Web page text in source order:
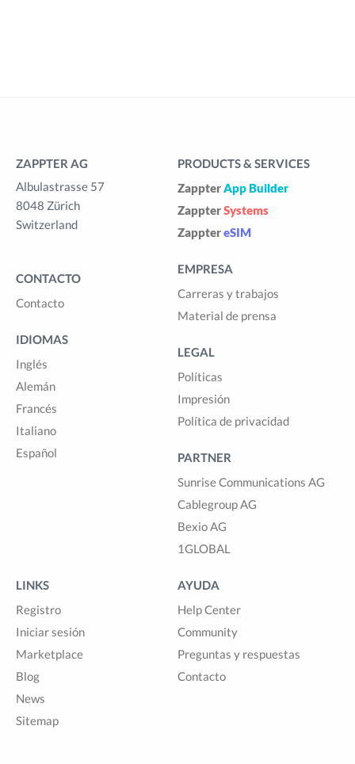
ZAPPTER AG
Albulastrasse 57
8048 Zürich
Switzerland
CONTACTO
Contacto
IDIOMAS
Inglés
Alemán
Francés
Italiano
Español
PRODUCTS & SERVICES
ZappterApp Builder
ZappterSystems
ZapptereSIM
EMPRESA
Carreras y trabajos
Material de prensa
LEGAL
Políticas
Impresión
Política de privacidad
PARTNER
Sunrise Communications AG
Cablegroup AG
Bexio AG
1GLOBAL
LINKS
Registro
Iniciar sesión
Marketplace
Blog
News
Sitemap
AYUDA
Help Center
Community
Preguntas y respuestas
Contacto